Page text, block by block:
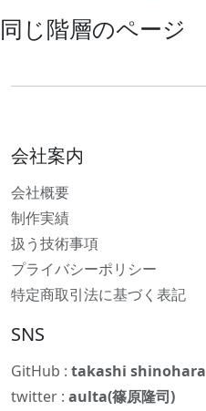
同じ階層のページ
会社案内
会社概要
制作実績
扱う技術事項
プライバシーポリシー
特定商取引法に基づく表記
SNS
GitHub : takashi shinohara
twitter : aulta(篠原隆司)